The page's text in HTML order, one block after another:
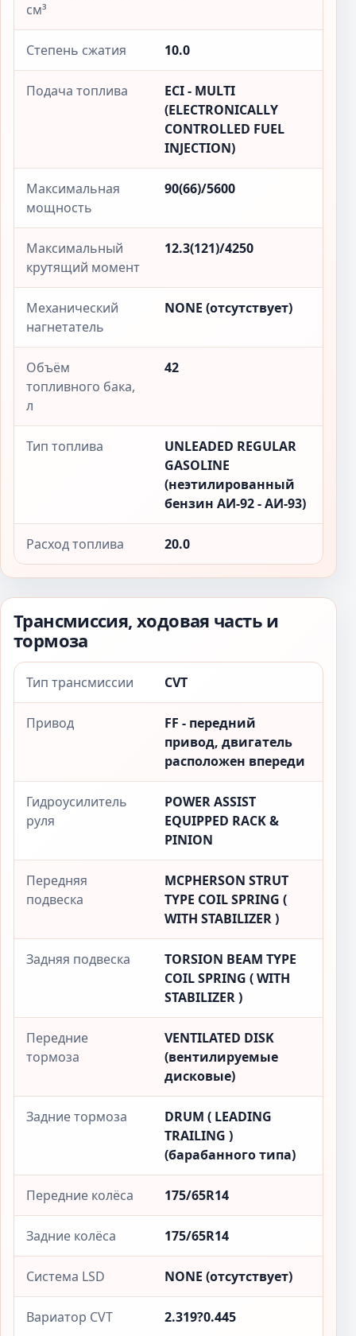
см³
Степень сжатия 10.0
Подача топлива
ECI - MULTI
(ELECTRONICALLY
CONTROLLED FUEL
INJECTION)
Максимальная
мощность
90(66)/5600
Максимальный
крутящий момент
12.3(121)/4250
Механический
нагнетатель
NONE (отсутствует)
Объём
топливного бака,
л
42
Тип топлива
UNLEADED REGULAR
GASOLINE
(неэтилированный
бензин АИ-92 - АИ-93)
Расход топлива 20.0
Трансмиссия, ходовая часть и
тормоза
Тип трансмиссии CVT
Привод
FF - передний
привод, двигатель
расположен впереди
Гидроусилитель
руля
POWER ASSIST
EQUIPPED RACK &
PINION
Передняя
подвеска
MCPHERSON STRUT
TYPE COIL SPRING (
WITH STABILIZER )
Задняя подвеска
TORSION BEAM TYPE
COIL SPRING ( WITH
STABILIZER )
Передние
тормоза
VENTILATED DISK
(вентилируемые
дисковые)
Задние тормоза
DRUM ( LEADING
TRAILING )
(барабанного типа)
Передние колёса 175/65R14
Задние колёса 175/65R14
Система LSD NONE (отсутствует)
Вариатор CVT 2.319?0.445